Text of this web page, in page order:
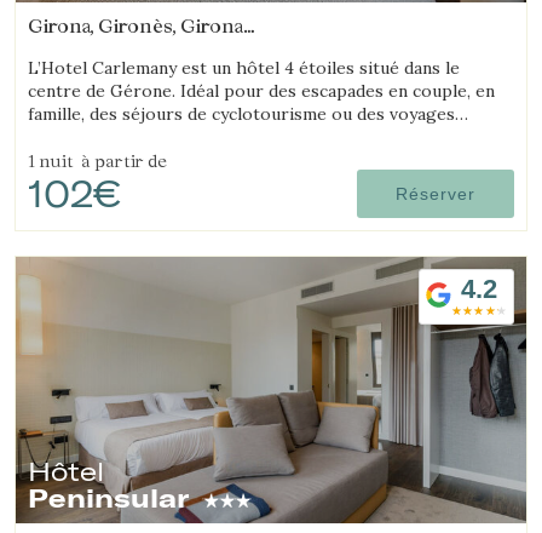
Girona, Gironès, Girona
L’Hotel Carlemany est un hôtel 4 étoiles situé dans le
centre de Gérone. Idéal pour des escapades en couple, en
famille, des séjours de cyclotourisme ou des voyages
1 nuit à partir de
102€ Réserver
4.2
Hôtel
Peninsular